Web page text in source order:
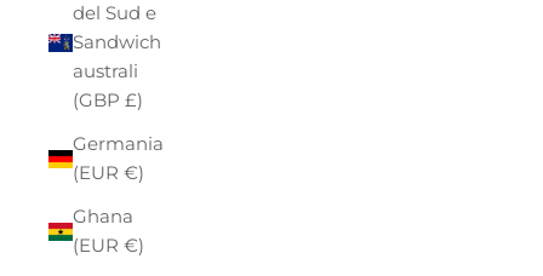
del Sud e
Sandwich
australi
(GBP £)
Germania
(EUR €)
Ghana
(EUR €)